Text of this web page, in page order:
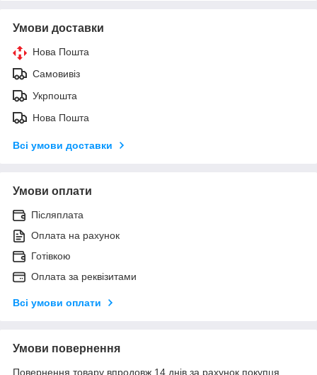
Умови доставки
Нова Пошта
Самовивіз
Укрпошта
Нова Пошта
Всі умови доставки
Умови оплати
Післяплата
Оплата на рахунок
Готівкою
Оплата за реквізитами
Всі умови оплати
Умови повернення
Повернення товару впродовж 14 днів за рахунок покупця